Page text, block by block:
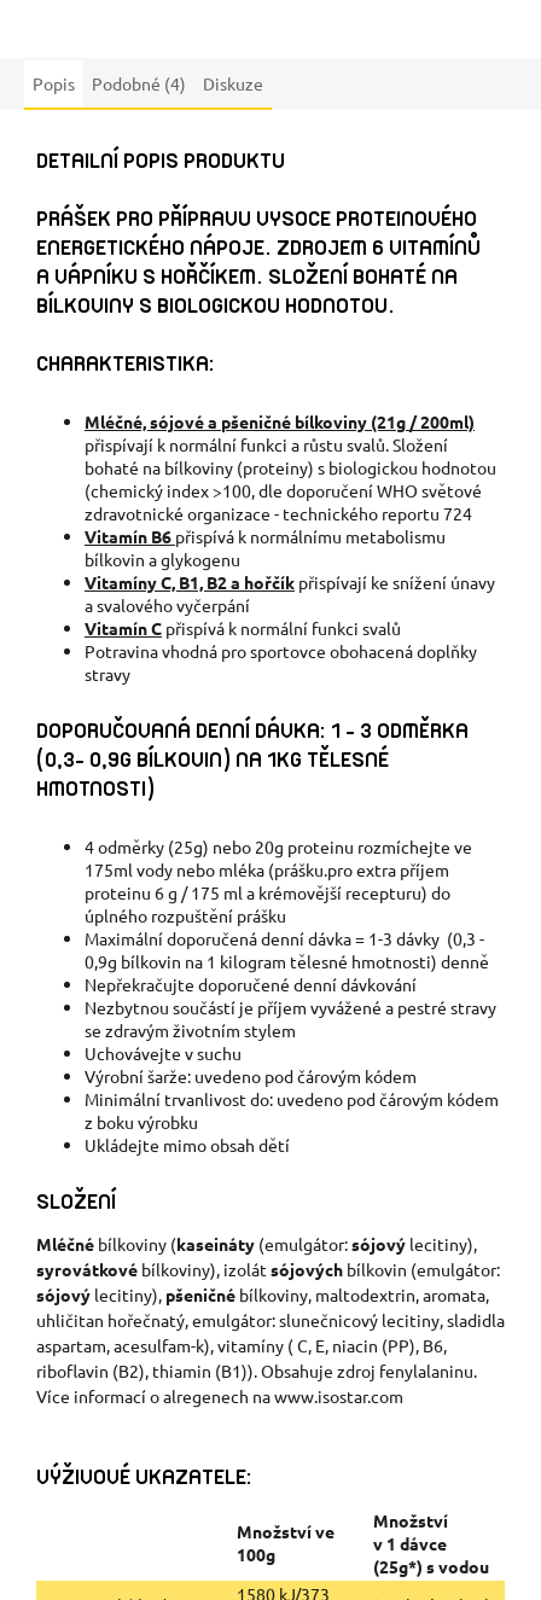
Popis Podobné (4) Diskuze
DETAILNÍ POPIS PRODUKTU
PRÁŠEK PRO PŘÍPRAVU VYSOCE PROTEINOVÉHO
ENERGETICKÉHO NÁPOJE. ZDROJEM 6 VITAMÍNŮ
A VÁPNÍKU S HOŘČÍKEM. SLOŽENÍ BOHATÉ NA
BÍLKOVINY S BIOLOGICKOU HODNOTOU.
CHARAKTERISTIKA:
Mléčné, sójové a pšeničné bílkoviny (21g / 200ml)
přispívají k normální funkci a růstu svalů. Složení
bohaté na bílkoviny (proteiny) s biologickou hodnotou
(chemický index >100, dle doporučení WHO světové
zdravotnické organizace - technického reportu 724
Vitamín B6 přispívá k normálnímu metabolismu
bílkovin a glykogenu
Vitamíny C, B1, B2 a hořčík přispívají ke snížení únavy
a svalového vyčerpání
Vitamín C přispívá k normální funkci svalů
Potravina vhodná pro sportovce obohacená doplňky
stravy
DOPORUČOVANÁ DENNÍ DÁVKA: 1 - 3 ODMĚRKA
(0,3- 0,9G BÍLKOVIN) NA 1KG TĚLESNÉ
HMOTNOSTI)
4 odměrky (25g) nebo 20g proteinu rozmíchejte ve
175ml vody nebo mléka (prášku.pro extra příjem
proteinu 6 g / 175 ml a krémovější recepturu) do
úplného rozpuštění prášku
Maximální doporučená denní dávka = 1-3 dávky (0,3 -
0,9g bílkovin na 1 kilogram tělesné hmotnosti) denně
Nepřekračujte doporučené denní dávkování
Nezbytnou součástí je příjem vyvážené a pestré stravy
se zdravým životním stylem
Uchovávejte v suchu
Výrobní šarže: uvedeno pod čárovým kódem
Minimální trvanlivost do: uvedeno pod čárovým kódem
z boku výrobku
Ukládejte mimo obsah dětí
SLOŽENÍ
Mléčné bílkoviny (kaseináty (emulgátor:sójový lecitiny),
syrovátkové bílkoviny), izolát sójových bílkovin (emulgátor:
sójový lecitiny), pšeničné bílkoviny, maltodextrin, aromata,
uhličitan hořečnatý, emulgátor: slunečnicový lecitiny, sladidla
aspartam, acesulfam-k), vitamíny ( C, E, niacin (PP), B6,
riboflavin (B2), thiamin (B1)). Obsahuje zdroj fenylalaninu.
Více informací o alregenech na www.isostar.com
VÝŽIVOVÉ UKAZATELE:
Množství ve
100g
Množství
v 1 dávce
(25g*) s vodou
1580 kJ/373